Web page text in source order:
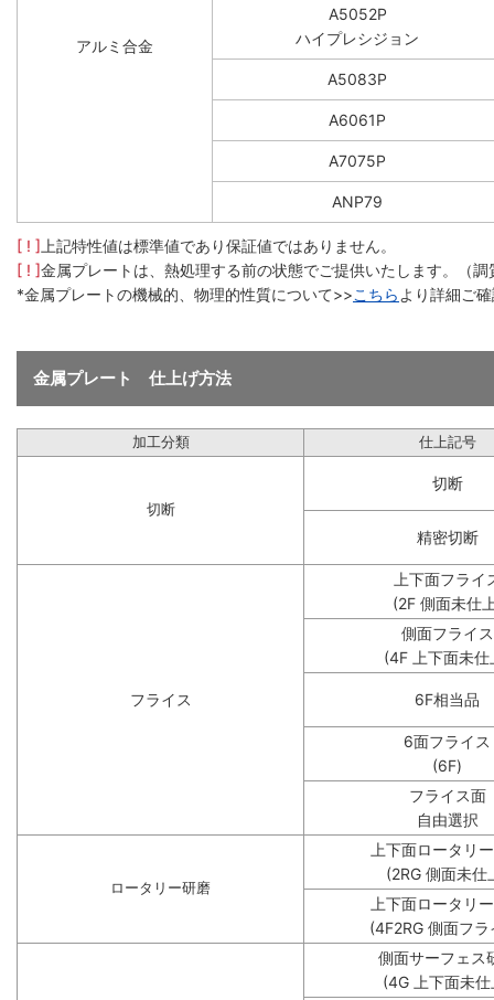
アルミ合金
A5052P
ハイプレシジョン
A5083P
A6061P
A7075P
ANP79
[ ! ] 上記特性値は標準値であり保証値ではありません。
[ ! ]金属プレートは、熱処理する前の状態でご提供いたします。（
*金属プレートの機械的、物理的性質について>>こちら より詳細ご
金属プレート 仕上げ方法
加工分類 仕上記号
切断
切断
精密切断
フライス
上下面フライ
(2F 側面未仕
側面フライス
(4F 上下面未仕
6F相当品
6面フライス
(6F)
フライス面
自由選択
ロータリー研磨
上下面ロータリ
(2RG 側面未仕
上下面ロータリ
(4F2RG 側面フラ
側面サーフェス
(4G 上下面未